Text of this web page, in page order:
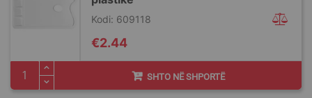
Kodi: 609118
€2.44
SHTO NË SHPORTË